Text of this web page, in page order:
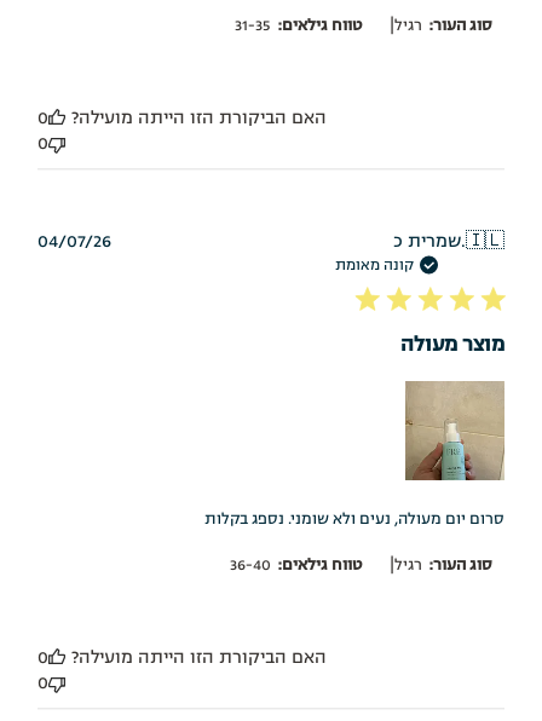
סוג העור: רגיל| טווח גילאים: 31-35
האם הביקורת הזו הייתה מועילה?
0
0
🇮🇱שמרית כ.
קונה מאומת
מוצר מעולה
סרום יום מעולה, נעים ולא שומני. נספג בקלות
סוג העור: רגיל| טווח גילאים: 36-40
תאריך
04/07/26
האם הביקורת הזו הייתה מועילה?
0
0